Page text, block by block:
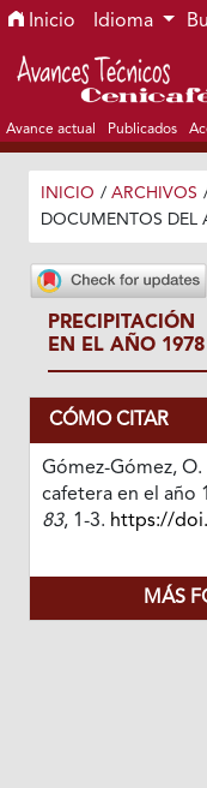
Ir al menú de
Ir al contenido
Ir al pie de página del
Inicio Idioma
Avance actual Publicados
INICIO / ARCHIVOS
DOCUMENTOS DEL
EN EL AÑO 1978
CÓMO CITAR
Gómez-Gómez,
cafetera en el año
83, 1-3. https://
MÁS